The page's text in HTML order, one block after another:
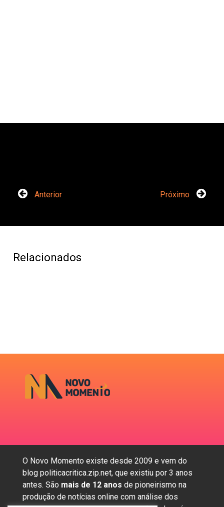
Anterior Próximo
Relacionados
O Novo Momento existe desde 2009 e vem do
blog politicacritica.zip.net, que existiu por 3 anos
antes. São mais de 12 anos de pioneirismo na
produção de notícias online com análise dos